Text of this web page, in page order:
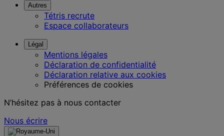
Autres
Tétris recrute
Espace collaborateurs
Légal
Mentions légales
Déclaration de confidentialité
Déclaration relative aux cookies
Préférences de cookies
N’hésitez pas à nous contacter
Nous écrire